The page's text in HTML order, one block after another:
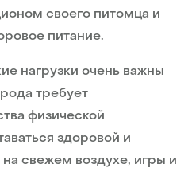
своего питомца и
питание.
нагрузки очень важны
требует
физической
здоровой и
на свежем воздухе, игры и